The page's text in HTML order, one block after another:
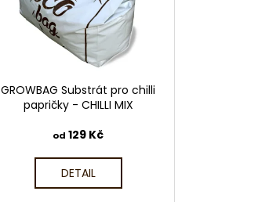
GROWBAG Substrát pro chilli
papričky - CHILLI MIX
od 129 Kč
DETAIL